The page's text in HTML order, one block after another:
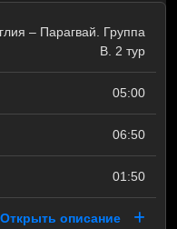
– Парагвай. Группа
B. 2 тур
05:00
06:50
01:50
Открыть описание